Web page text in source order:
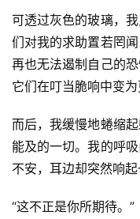
可透过灰色的玻璃，
们对我的求助置若罔
再也无法遏制自己的
它们在叮当脆响中变为
而后，我缓慢地蜷缩
能及的一切。我的呼
不安，耳边却突然响
“这不正是你所期待。”